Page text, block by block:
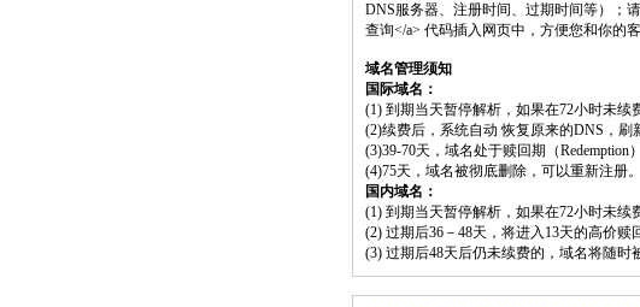
DNS服务器、注册时间、过期时间等）；请
查询</a> 代码插入网页中，方便您和你的
域名管理须知
国际域名：
(1) 到期当天暂停解析，如果在72小时未续
(2)续费后，系统自动 恢复原来的DNS，刷
(3)39-70天，域名处于赎回期（
(4)75天，域名被彻底删除，可以重新注册。
国内域名：
(1) 到期当天暂停解析，如果在72小时未续
(2) 过期后36－48天，将进入13天的高价赎
(3) 过期后48天后仍未续费的，域名将随时